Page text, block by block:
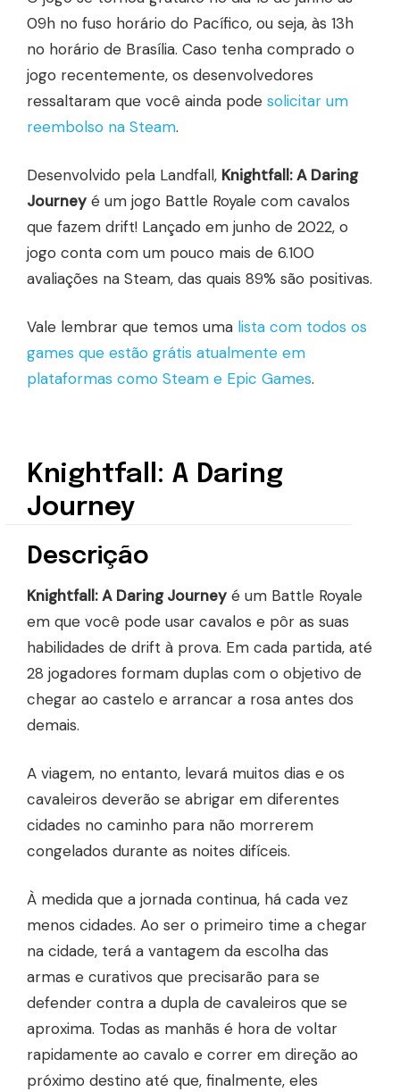
09h no fuso horário do Pacífico, ou seja, às 13h
no horário de Brasília. Caso tenha comprado o
jogo recentemente, os desenvolvedores
ressaltaram que você ainda pode solicitar um
reembolso na Steam.
Desenvolvido pela Landfall, Knightfall: A Daring
Journey é um jogo Battle Royale com cavalos
que fazem drift! Lançado em junho de 2022, o
jogo conta com um pouco mais de 6.100
avaliações na Steam, das quais 89% são positivas.
Vale lembrar que temos uma lista com todos os
games que estão grátis atualmente em
plataformas como Steam e Epic Games.
Knightfall: A Daring
Journey
Descrição
Knightfall: A Daring Journey é um Battle Royale
em que você pode usar cavalos e pôr as suas
habilidades de drift à prova. Em cada partida, até
28 jogadores formam duplas com o objetivo de
chegar ao castelo e arrancar a rosa antes dos
demais.
A viagem, no entanto, levará muitos dias e os
cavaleiros deverão se abrigar em diferentes
cidades no caminho para não morrerem
congelados durante as noites difíceis.
À medida que a jornada continua, há cada vez
menos cidades. Ao ser o primeiro time a chegar
na cidade, terá a vantagem da escolha das
armas e curativos que precisarão para se
defender contra a dupla de cavaleiros que se
aproxima. Todas as manhãs é hora de voltar
rapidamente ao cavalo e correr em direção ao
próximo destino até que, finalmente, eles